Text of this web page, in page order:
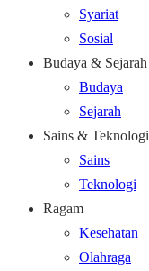
Syariat
Sosial
Budaya & Sejarah
Budaya
Sejarah
Sains & Teknologi
Sains
Teknologi
Ragam
Kesehatan
Olahraga